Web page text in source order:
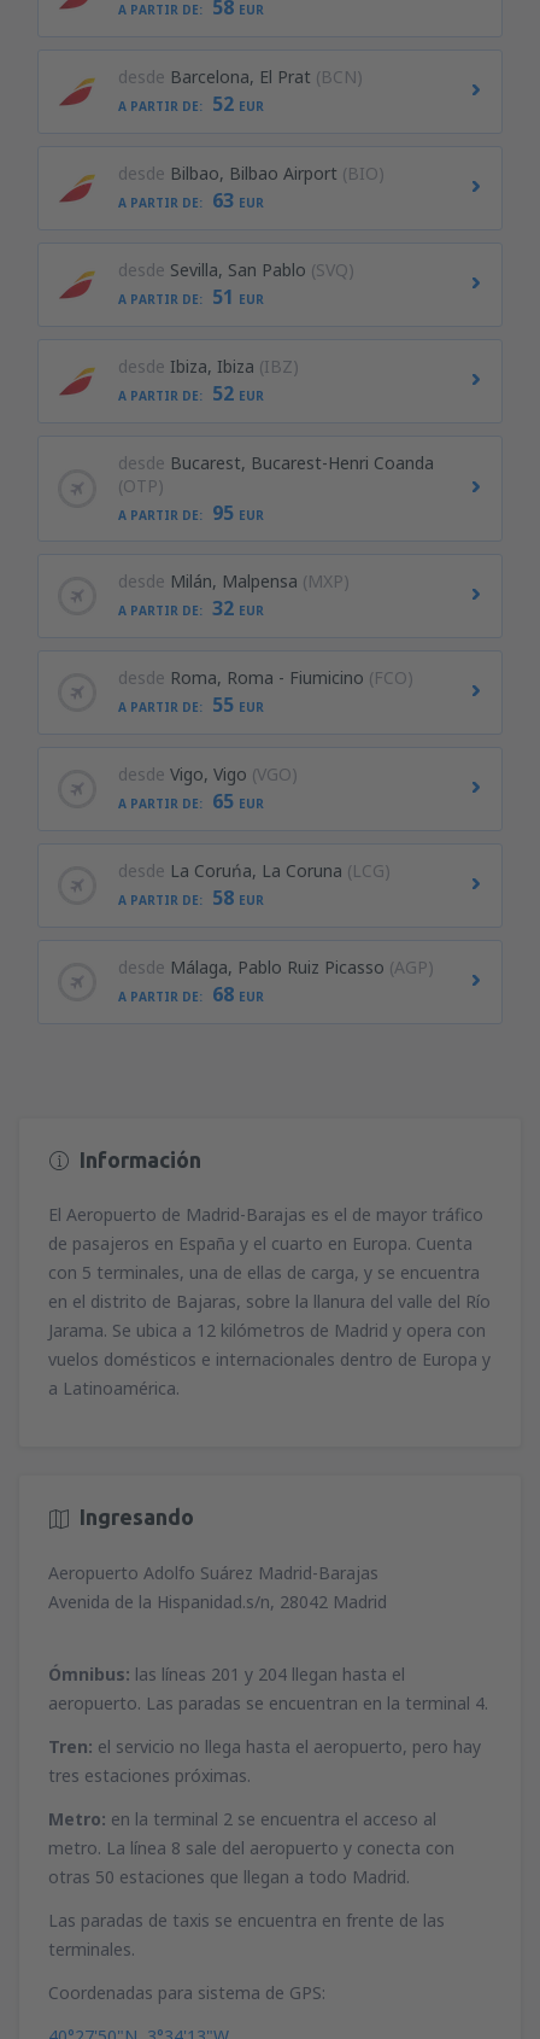
A PARTIR DE: 58 EUR
desde Barcelona, El Prat (BCN)
A PARTIR DE: 52 EUR
desde Bilbao, Bilbao Airport (BIO)
A PARTIR DE: 63 EUR
desde Sevilla, San Pablo (SVQ)
A PARTIR DE: 51 EUR
desde Ibiza, Ibiza (IBZ)
A PARTIR DE: 52 EUR
desde Bucarest, Bucarest-Henri Coanda
(OTP)
A PARTIR DE: 95 EUR
desde Milán, Malpensa (MXP)
A PARTIR DE: 32 EUR
desde Roma, Roma - Fiumicino (FCO)
A PARTIR DE: 55 EUR
desde Vigo, Vigo (VGO)
A PARTIR DE: 65 EUR
desde La Coruńa, La Coruna (LCG)
A PARTIR DE: 58 EUR
desde Málaga, Pablo Ruiz Picasso (AGP)
A PARTIR DE: 68 EUR
Información
El Aeropuerto de Madrid-Barajas es el de mayor tráfico
de pasajeros en España y el cuarto en Europa. Cuenta
con 5 terminales, una de ellas de carga, y se encuentra
en el distrito de Bajaras, sobre la llanura del valle del Río
Jarama. Se ubica a 12 kilómetros de Madrid y opera con
vuelos domésticos e internacionales dentro de Europa y
a Latinoamérica.
Ingresando
Aeropuerto Adolfo Suárez Madrid-Barajas
Avenida de la Hispanidad.s/n, 28042 Madrid
Ómnibus: las líneas 201 y 204 llegan hasta el
aeropuerto. Las paradas se encuentran en la terminal 4.
Tren: el servicio no llega hasta el aeropuerto, pero hay
tres estaciones próximas.
Metro: en la terminal 2 se encuentra el acceso al
metro. La línea 8 sale del aeropuerto y conecta con
otras 50 estaciones que llegan a todo Madrid.
Las paradas de taxis se encuentra en frente de las
terminales.
Coordenadas para sistema de GPS: